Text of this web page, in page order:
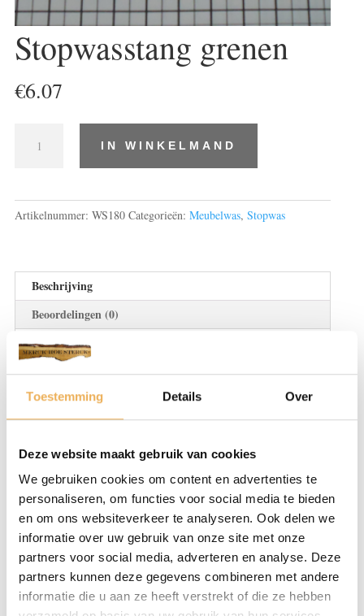
Toestemming Details Over
Deze website maakt gebruik van cookies
We gebruiken cookies om content en advertenties te
personaliseren, om functies voor social media te bieden
en om ons websiteverkeer te analyseren. Ook delen we
informatie over uw gebruik van onze site met onze
partners voor social media, adverteren en analyse. Deze
partners kunnen deze gegevens combineren met andere
informatie die u aan ze heeft verstrekt of die ze hebben
Stopwasstang grenen
€6.07
grenen
IN WINKELMAND
Artikelnummer: WS180 Categorieën: Meubelwas, Stopwas
Beschrijving
Beoordelingen (0)
Stopwas heeft als voornaamste functie om
kleine beschadigingen in meubels te
duidelijk steviger is dan meubelwas. Hierbij
zijn er twee soorten stopwas, een harde en
een zachte variant. Deze worden geleverd in
verschillende kleuren. Het verschil is dat het
mogelijk is om over zachte stopwas heen te
lakken, terwijl dit bij harde stopwas niet
kan. Voor gebruik is het ideaal om de harde
en zachte stopwas op te warmen, dit maakt